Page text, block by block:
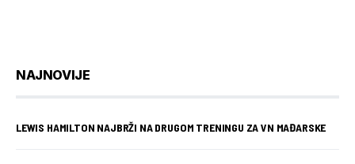
NAJNOVIJE
LEWIS HAMILTON NAJBRŽI NA DRUGOM TRENINGU ZA VN MAĐARSKE